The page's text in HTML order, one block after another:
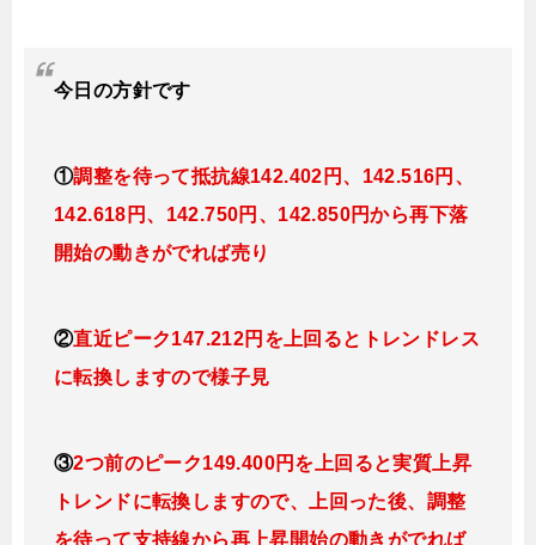
今日 の方針です
①調整を待って抵抗線142.402 円、142.516円 、
142.618円、142.750円、142.850円から再下落
開始の動きがでれば売り
②直近ピーク147.212円を上回るとトレンドレス
に転換しますので様子見
③2つ前のピーク149.400円を上回ると実質上昇
トレンドに転換しますので、上回った後、調整
を待って支持線から再上昇開始の動きがでれば